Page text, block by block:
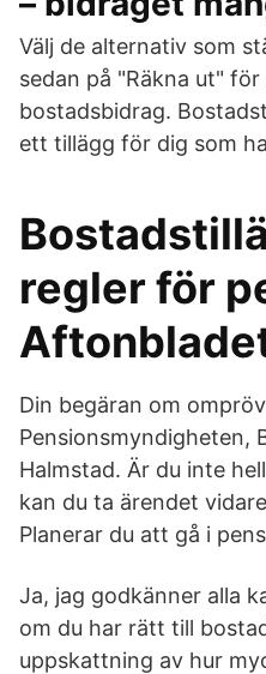
Välj de alternativ som
sedan på "Räkna ut"
bostadsbidrag.
ett tillägg för dig som
regler för
Din begäran om
Pensionsmyndigheten,
Halmstad. Är du inte
kan du ta ärendet
Planerar du att gå i
Ja, jag godkänner alla
om du har rätt till
uppskattning av hur